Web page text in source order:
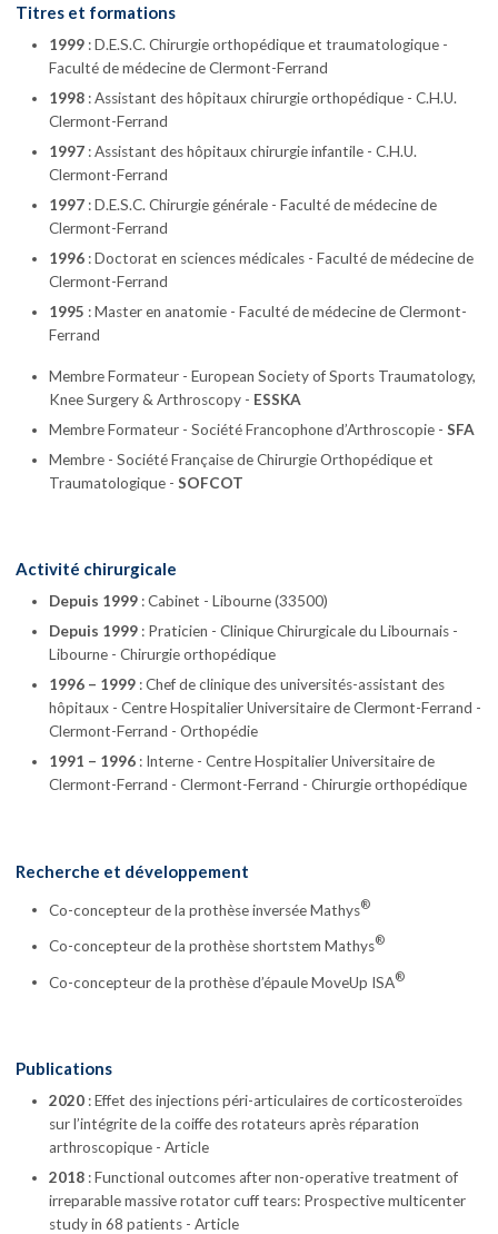
Titres et formations
1999 : D.E.S.C. Chirurgie orthopédique et traumatologique -
Faculté de médecine de Clermont-Ferrand
1998: Assistant des hôpitaux chirurgie orthopédique - C.H.U.
Clermont-Ferrand
1997: Assistant des hôpitaux chirurgie infantile - C.H.U.
Clermont-Ferrand
1997: D.E.S.C. Chirurgie générale - Faculté de médecine de
Clermont-Ferrand
1996: Doctorat en sciences médicales - Faculté de médecine de
Clermont-Ferrand
1995 : Master en anatomie - Faculté de médecine de Clermont-
Ferrand
Membre Formateur - European Society of Sports Traumatology,
Knee Surgery & Arthroscopy - ESSKA
Membre Formateur - Société Francophone d’Arthroscopie - SFA
Membre - Société Française de Chirurgie Orthopédique et
Traumatologique - SOFCOT
Activité chirurgicale
Depuis 1999: Cabinet - Libourne (33500)
Depuis 1999: Praticien - Clinique Chirurgicale du Libournais -
Libourne - Chirurgie orthopédique
1996 – 1999: Chef de clinique des universités-assistant des
hôpitaux - Centre Hospitalier Universitaire de Clermont-Ferrand -
Clermont-Ferrand - Orthopédie
1991 – 1996: Interne - Centre Hospitalier Universitaire de
Clermont-Ferrand - Clermont-Ferrand - Chirurgie orthopédique
Recherche et développement
Co-concepteur de la prothèse inversée Mathys®
Co-concepteur de la prothèse shortstem Mathys®
Co-concepteur de la prothèse d’épaule MoveUp ISA®
Publications
2020: Effet des injections péri-articulaires de corticosteroïdes
sur l’intégrite de la coiffe des rotateurs après réparation
arthroscopique - Article
2018: Functional outcomes after non-operative treatment of
irreparable massive rotator cuff tears: Prospective multicenter
study in 68 patients - Article